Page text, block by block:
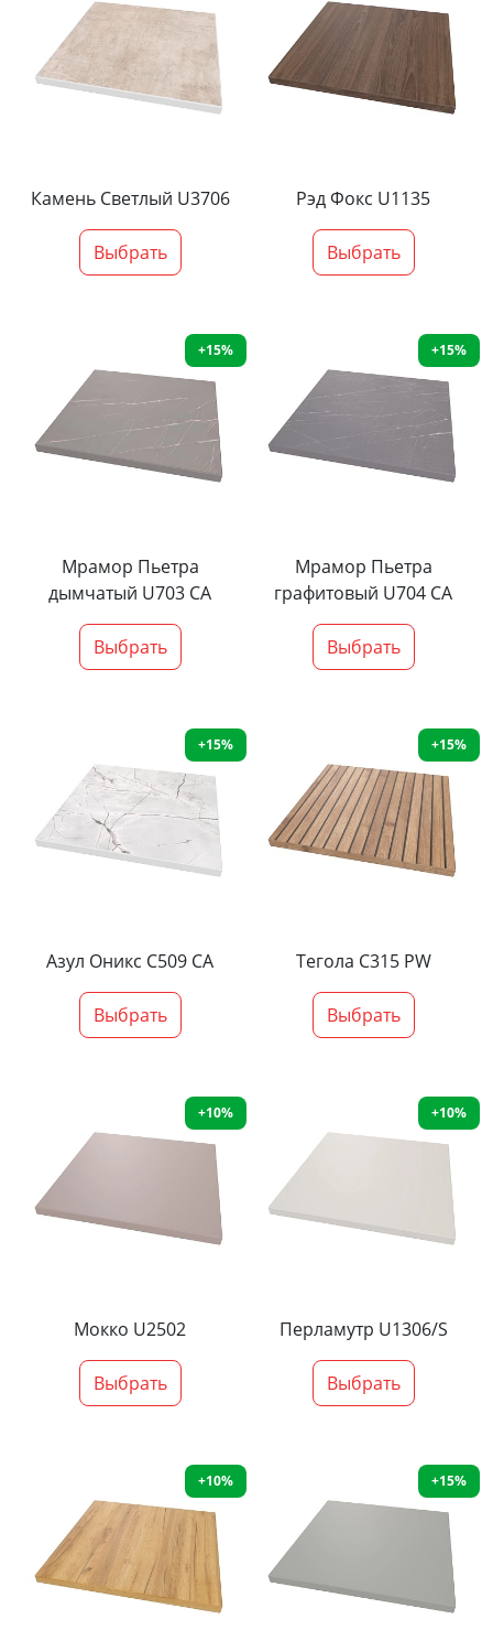
Камень Светлый U3706
Выбрать
Рэд Фокс U1135
Выбрать
+15%
Мрамор Пьетра
дымчатый U703 CA
Выбрать
+15%
Мрамор Пьетра
графитовый U704 CA
Выбрать
+15%
Азул Оникс С509 СА
Выбрать
+15%
Тегола С315 PW
Выбрать
+10%
Мокко U2502
Выбрать
+10%
Перламутр U1306/S
Выбрать
+10% +15%